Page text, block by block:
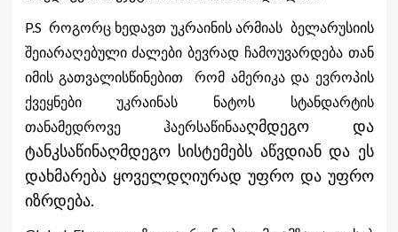
P.S როგორც ხედავთ უკრაინის არმიას ბელარუსიის
შეიარაღებული ძალები ბევრად ჩამოუვარდება თან
იმის გათვალისწინებით რომ ამერიკა და ევროპის
ქვეყნები უკრაინას ნატოს სტანდარტის
თანამედროვე ჰაერსაწინააღმდეგო და
ტანკსაწინაღმდეგო სისტემებს აწვდიან და ეს
დახმარება ყოველდღიურად უფრო და უფრო
იზრდება.